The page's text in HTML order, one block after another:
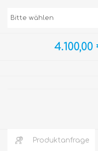
Produktanfrage